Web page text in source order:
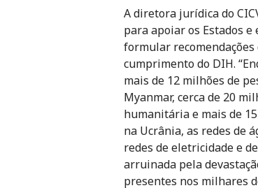
A diretora jurídica do
para apoiar os Estados
formular
cumprimento do DIH.
mais de 12 milhões de
Myanmar, cerca de 20
humanitária e mais de
na Ucrânia, as redes de
redes de eletricidade e
arruinada pela
presentes nos milhares